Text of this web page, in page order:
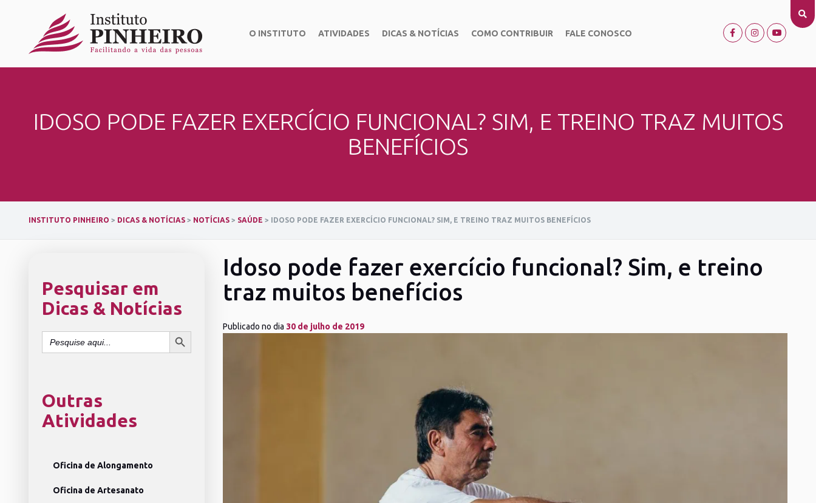
O INSTITUTO ATIVIDADES DICAS & NOTÍCIAS COMO CONTRIBUIR FALE CONOSCO
IDOSO PODE FAZER EXERCÍCIO FUNCIONAL? SIM, E TREINO TRAZ MUITOS
BENEFÍCIOS
INSTITUTO PINHEIRO > DICAS & NOTÍCIAS > NOTÍCIAS > SAÚDE > IDOSO PODE FAZER EXERCÍCIO FUNCIONAL? SIM, E TREINO TRAZ MUITOS BENEFÍCIOS
Pesquisar em
Dicas & Notícias
Search
for:
SEARCH BUTTON
Outras
Atividades
Oficina de Alongamento
Oficina de Artesanato
Idoso pode fazer exercício funcional? Sim, e treino
traz muitos benefícios
Publicado no dia 30 de julho de 2019